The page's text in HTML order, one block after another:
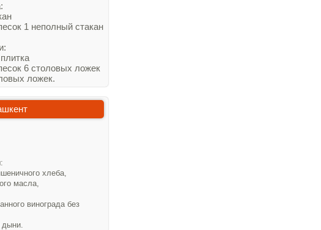
1 неполный стакан
6 столовых ложек
ложек.
хлеба,
масла,
винограда без
дыни.